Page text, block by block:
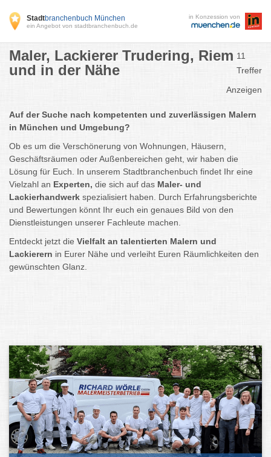
Stadtbranchenbuch München
ein Angebot von stadtbranchenbuch.de
in Konzession von
Maler, Lackierer Trudering, Riem
und in der Nähe
11
Treffer
Anzeigen
Auf der Suche nach kompetenten und zuverlässigen Malern
in München und Umgebung?
Ob es um die Verschönerung von Wohnungen, Häusern,
Geschäftsräumen oder Außenbereichen geht, wir haben die
Lösung für Euch. In unserem Stadtbranchenbuch findet Ihr eine
Vielzahl an Experten, die sich auf das Maler- und
Lackierhandwerk spezialisiert haben. Durch Erfahrungsberichte
und Bewertungen könnt Ihr euch ein genaues Bild von den
Dienstleistungen unserer Fachleute machen.
Entdeckt jetzt die Vielfalt an talentierten Malern und
Lackierern in Eurer Nähe und verleiht Euren Räumlichkeiten den
gewünschten Glanz.